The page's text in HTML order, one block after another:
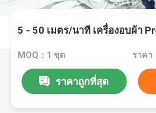
5 - 50 เมตร/นาที เครื่องอบผ้า
MOQ：1 ชุด ราคา
ราคาถูกที่สุด